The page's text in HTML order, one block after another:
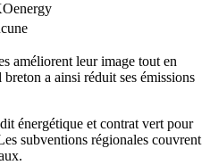
améliorent leur image tout en
a ainsi réduit ses émissions
énergétique et contrat vert pour
subventions régionales couvrent